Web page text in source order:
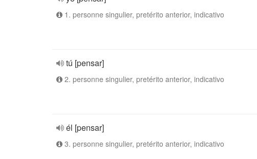
1. personne singulier, pretérito anterior, indicativo
tú [pensar]
2. personne singulier, pretérito anterior, indicativo
él [pensar]
3. personne singulier, pretérito anterior, indicativo